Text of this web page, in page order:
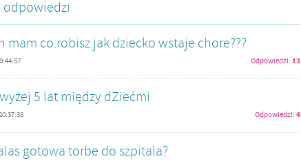
mam co.robisz.jak dziecko wstaje chore???
Odpowiedzi: 13
5 lat między dZiećmi
Odpowiedzi: 4
gotowa torbe do szpitala?